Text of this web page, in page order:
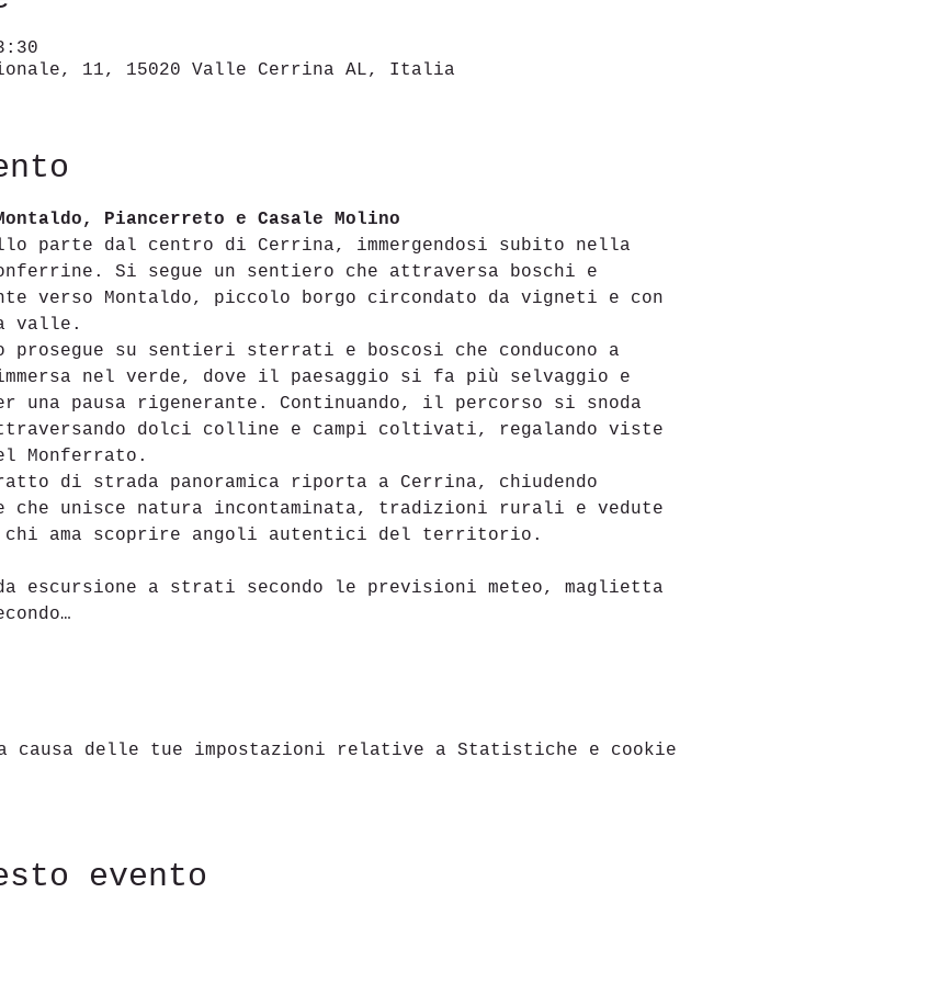
11, 15020 Valle Cerrina AL, Italia
Piancerreto e Casale Molino
parte dal centro di Cerrina, immergendosi subito nella
Si segue un sentiero che attraversa boschi e
verso Montaldo, piccolo borgo circondato da vigneti e con
valle.
prosegue su sentieri sterrati e boscosi che conducono a
nel verde, dove il paesaggio si fa più selvaggio e
una pausa rigenerante. Continuando, il percorso si snoda
dolci colline e campi coltivati, regalando viste
Monferrato.
di strada panoramica riporta a Cerrina, chiudendo
che unisce natura incontaminata, tradizioni rurali e vedute
chi ama scoprire angoli autentici del territorio.
escursione a strati secondo le previsioni meteo, maglietta
a causa delle tue impostazioni relative a Statistiche e cookie
evento